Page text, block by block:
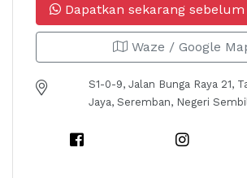
Dapatkan sekarang
Waze / Google
S1-0-9, Jalan Bunga Raya 21,
Jaya, Seremban, Negeri